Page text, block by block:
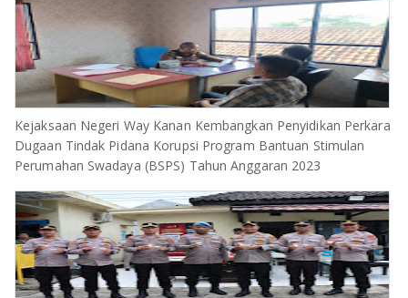
Kejaksaan Negeri Way Kanan Kembangkan Penyidikan Perkara
Dugaan Tindak Pidana Korupsi Program Bantuan Stimulan
Perumahan Swadaya (BSPS) Tahun Anggaran 2023